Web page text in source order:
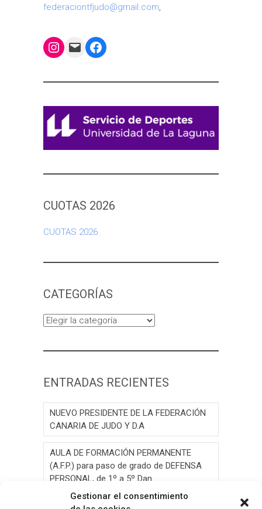
Gestionar el consentimiento
federaciontfjudo@gmail.com,
Instagram
MailFacebook
CUOTAS 2026
CUOTAS 2026
CATEGORÍAS
Categorías
ENTRADAS RECIENTES
NUEVO PRESIDENTE DE LA FEDERACIÓN
CANARIA DE JUDO Y D.A
AULA DE FORMACIÓN PERMANENTE
(A.F.P.) para paso de grado de DEFENSA
PERSONAL, de 1º a 5º Dan.
AULA DE FORMACIÓN PERMANENTE